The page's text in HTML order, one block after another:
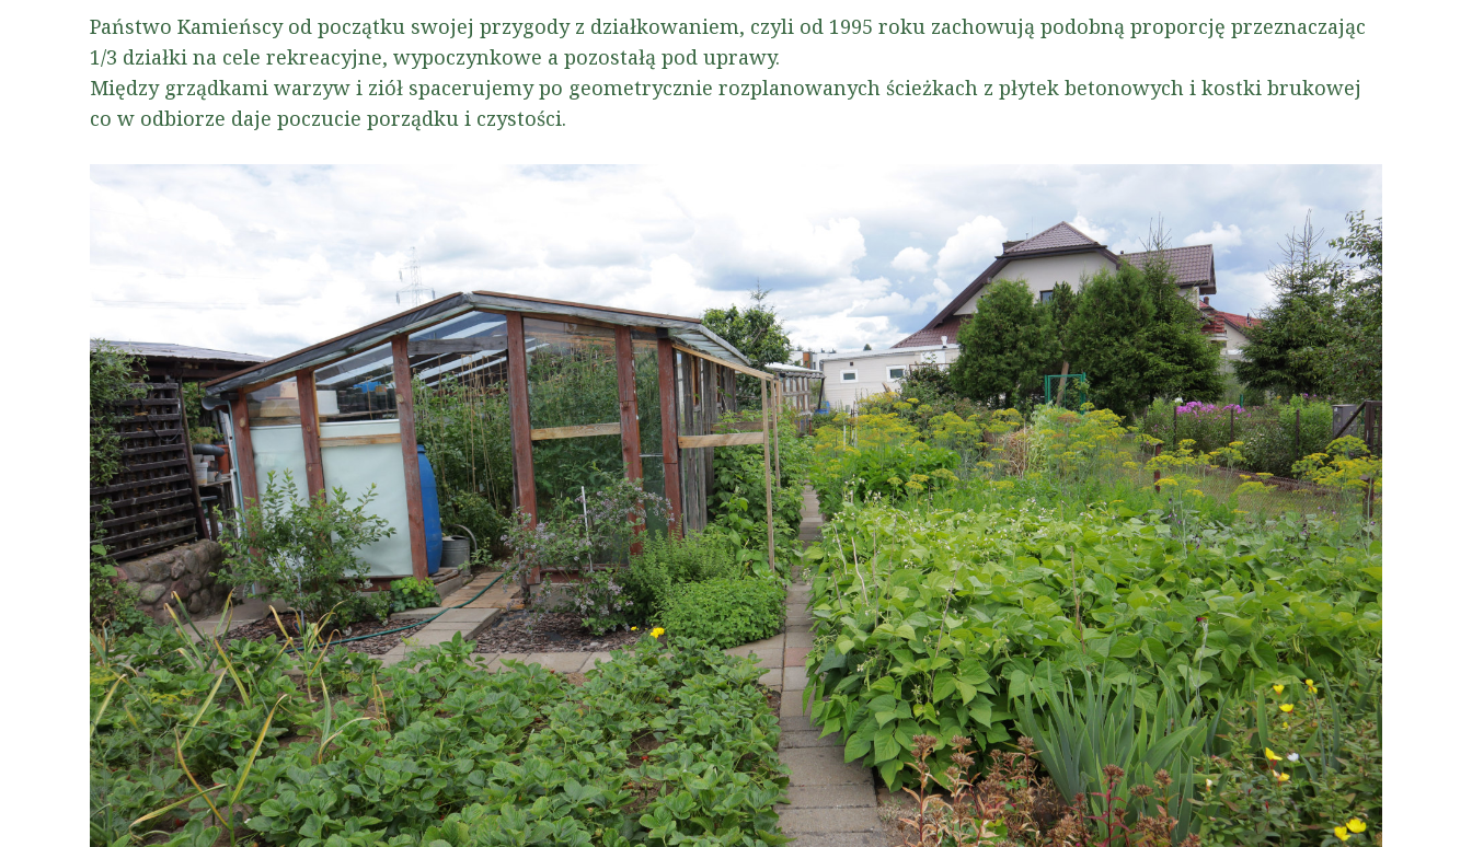
Państwo Kamieńscy od początku swojej przygody z działkowaniem, czyli od 1995 roku zachowują podobną proporcję przeznaczając
1/3 działki na cele rekreacyjne, wypoczynkowe a pozostałą pod uprawy.
Między grządkami warzyw i ziół spacerujemy po geometrycznie rozplanowanych ścieżkach z płytek betonowych i kostki brukowej
co w odbiorze daje poczucie porządku i czystości.